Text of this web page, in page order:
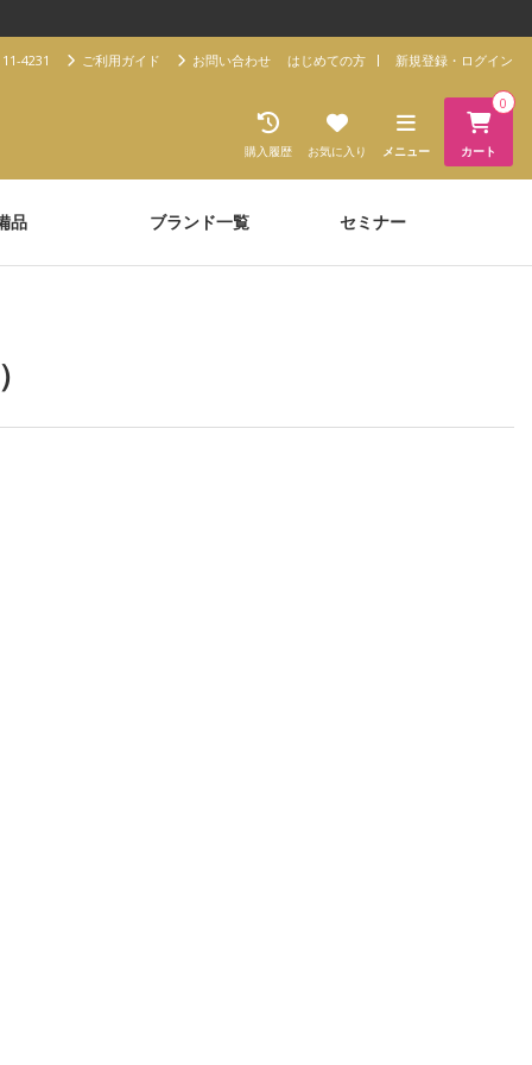
4231 ご利用ガイド お問い合わせ はじめての方 新規登録・ログイン
カート
0
メニュー
お気に入り
購入履歴
品 ブランド一覧 セミナー